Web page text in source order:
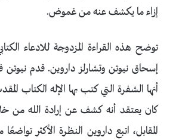
إزاء ما يكشف عنه من غموض.
توضح هذه القراءة المزدوجة للادعاء
إسحاق نيوتن وتشارلز داروين. قدم نيوتن
أنها الشفرة التي كتب بها الإله الكتاب
كان يعتقد أنه كشف عن إرادة الله من
المقابل، اتبع داروين النظرة الأكثر